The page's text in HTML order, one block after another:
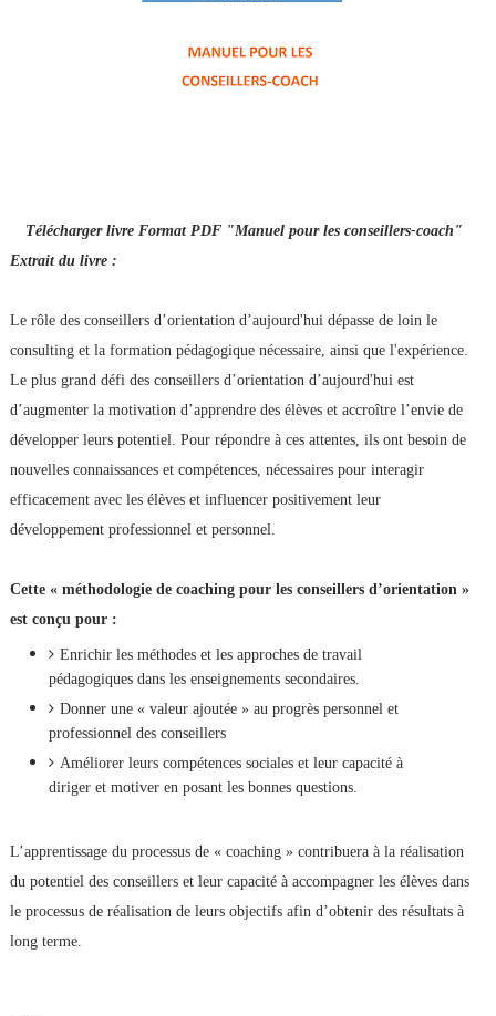
Télécharger livre Format PDF "Manuel pour les conseillers-coach"
Extrait du livre :
Le rôle des conseillers d’orientation d’aujourd'hui dépasse de loin le
consulting et la formation pédagogique nécessaire, ainsi que l'expérience.
Le plus grand défi des conseillers d’orientation d’aujourd'hui est
d’augmenter la motivation d’apprendre des élèves et accroître l’envie de
développer leurs potentiel. Pour répondre à ces attentes, ils ont besoin de
nouvelles connaissances et compétences, nécessaires pour interagir
efficacement avec les élèves et influencer positivement leur
développement professionnel et personnel.
Cette « méthodologie de coaching pour les conseillers d’orientation »
est conçu pour :
Enrichir les méthodes et les approches de travail
pédagogiques dans les enseignements secondaires.
Donner une « valeur ajoutée » au progrès personnel et
professionnel des conseillers
Améliorer leurs compétences sociales et leur capacité à
diriger et motiver en posant les bonnes questions.
L’apprentissage du processus de « coaching » contribuera à la réalisation
du potentiel des conseillers et leur capacité à accompagner les élèves dans
le processus de réalisation de leurs objectifs afin d’obtenir des résultats à
long terme.